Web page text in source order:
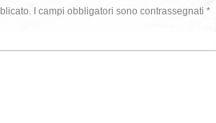
I campi obbligatori sono contrassegnati *